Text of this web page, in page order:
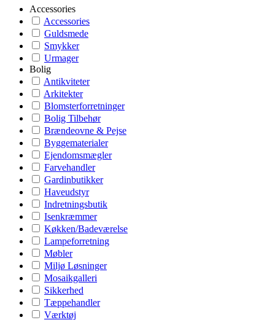
Accessories
Accessories
Guldsmede
Smykker
Urmager
Bolig
Antikviteter
Arkitekter
Blomsterforretninger
Bolig Tilbehør
Brændeovne & Pejse
Byggematerialer
Ejendomsmægler
Farvehandler
Gardinbutikker
Haveudstyr
Indretningsbutik
Isenkræmmer
Køkken/Badeværelse
Lampeforretning
Møbler
Miljø Løsninger
Mosaikgalleri
Sikkerhed
Tæppehandler
Værktøj